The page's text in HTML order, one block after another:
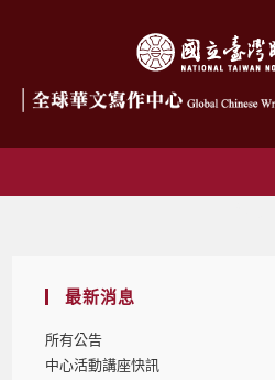
最新消息
所有公告
中心活動講座快訊